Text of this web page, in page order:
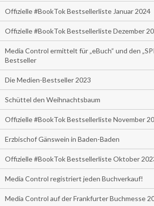
Offizielle #BookTok Bestsellerliste Januar 2024
Offizielle #BookTok Bestsellerliste Dezember
Media Control ermittelt für „eBuch“ und den
Bestseller
Die Medien-Bestseller 2023
Schüttel den Weihnachtsbaum
Offizielle #BookTok Bestsellerliste November
Erzbischof Gänswein in Baden-Baden
Offizielle #BookTok Bestsellerliste Oktober
Media Control registriert jeden Buchverkauf!
Media Control auf der Frankfurter Buchmesse